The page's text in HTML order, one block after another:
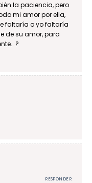
la paciencia, pero
mi amor por ella,
faltaría o yo faltaría
de su amor, para
?
RESPONDER